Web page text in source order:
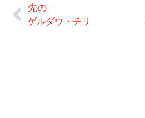
先の
ゲルダウ・チリ